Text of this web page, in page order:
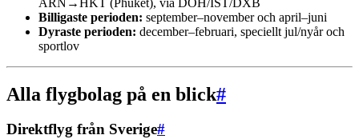
Billigaste perioden: september–november och april–juni
Dyraste perioden: december–februari, speciellt jul/nyår och
sportlov
Alla flygbolag på en blick#
Direktflyg från Sverige#